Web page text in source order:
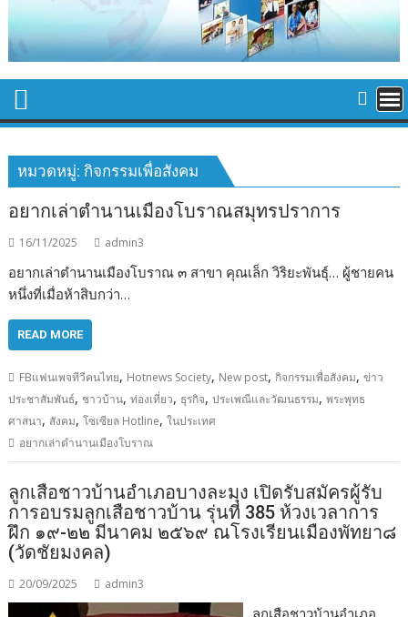
หมวดหมู่:กิจกรรมเพื่อสังคม
อยากเล่าตำนานเมืองโบราณสมุทรปราการ
16/11/2025 admin3
อยากเล่าตำนานเมืองโบราณ ๓ สาขา คุณเล็ก วิริยะพันธุ์… ผู้ชายคน
หนึ่งที่เมื่อห้าสิบกว่า…
READ MORE
FBแฟนเพจทีวีคนไทย, Hotnews Society, New post,กิจกรรมเพื่อสังคม,ข่าว
ประชาสัมพันธ์, ชาวบ้าน,ท่องเที่ยว, ธุรกิจ,ประเพณีและวัฒนธรรม,พระพุทธ
ศาสนา, สังคม,โซเซียล Hotline,ในประเทศ
อยากเล่าตำนานเมืองโบราณ
ลูกเสือชาวบ้านอำเภอบางละมุง เปิดรับสมัครผู้รับ
การอบรมลูกเสือชาวบ้าน รุ่นที่ 385 ห้วงเวลาการ
ฝึก ๑๙-๒๒ มีนาคม ๒๕๖๙ ณโรงเรียนเมืองพัทยา๘
(วัดชัยมงคล)
20/09/2025 admin3